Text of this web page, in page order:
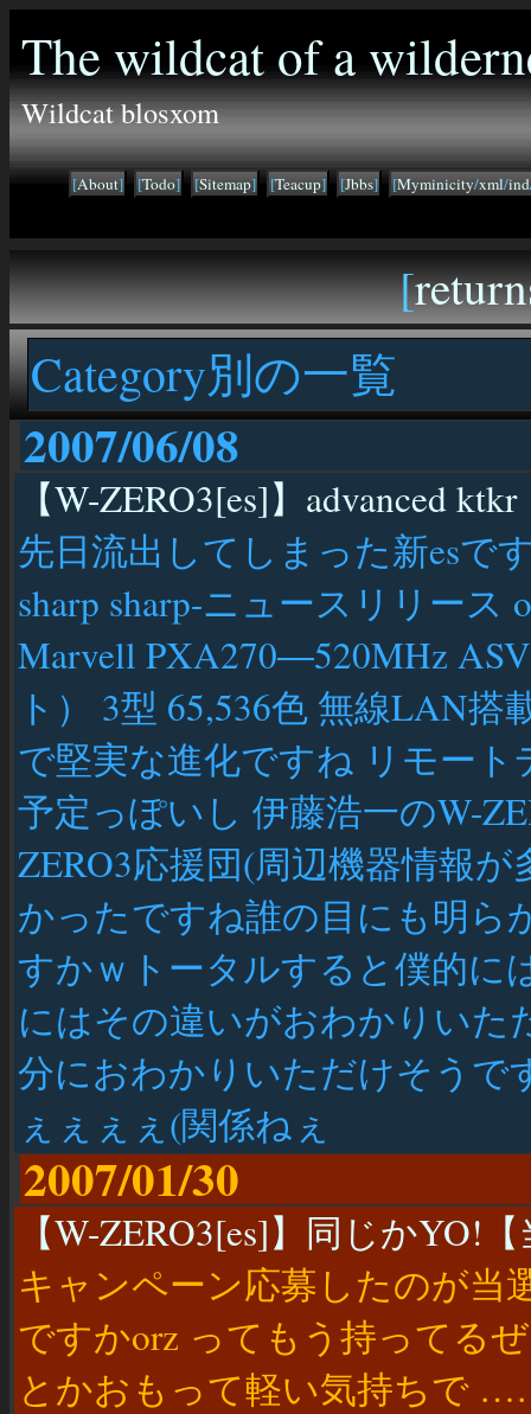
The wildcat of a
Wildcat blosxom
[About] [Todo] [Sitemap] [Teacup] [Jbbs] [Myminicity/xml/ind
[
Category別の一覧
2007/06/08
【W-ZERO3[es]】advanced
先日流出してしまった新esで
sharp sharp-ニュースリリー
Marvell PXA270―520MHz
ト） 3型 65,536色 無線LAN
で堅実な進化ですね リモー
予定っぽいし 伊藤浩一のW-
ZERO3応援団(周辺機器情報
かったですね誰の目にも明ら
すかｗトータルすると僕的に
にはその違いがおわかりいた
分におわかりいただけそうで
ぇぇぇぇ(関係ねぇ
2007/01/30
【W-ZERO3[es]】同じかYO!
キャンペーン応募したのが当
ですかorz ってもう持ってる
とかおもって軽い気持ちで